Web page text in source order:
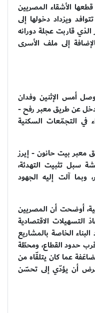
الأشقاء المصريين
ويزداد دخولها إلى
قاربت عجلة دورانه
إلى ملف الأسرى
وصل أمس الإثنين وفدان
عن طريق معبر رفح -
في التجمّعات السكنية
معبر بيت حانون - إيرز
سبل تثبيت التهدئة،
وبما آلت إليه الجهود
أوضحت أن المصريين
التسهيلات الاقتصادية
الخاصة بالمشاريع
حدود القطاع، ومحطّة
عما كان يتلقّاه من
الذي يُفترض أن يؤدّي إلى تحسّن